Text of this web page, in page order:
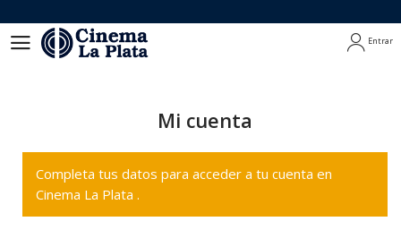
Entrar
Mi cuenta
Completa tus datos para acceder a tu cuenta en
Cinema La Plata .